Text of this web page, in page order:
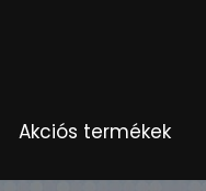
Akciós termékek